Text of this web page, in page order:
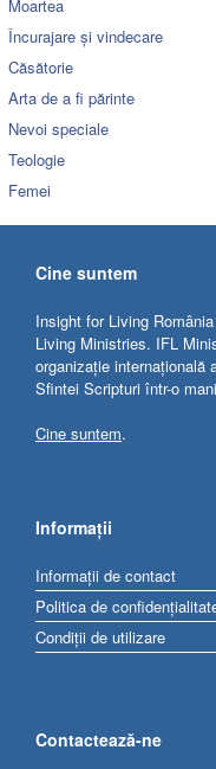
Moartea
Încurajare și vindecare
Căsătorie
Arta de a fi părinte
Nevoi speciale
Teologie
Femei
Cine suntem
Insight for Living
Living Ministries. IFL
organizație internațională
Sfintei Scripturi într-o
Cine suntem.
Informații
Informații de contact
Politica de
Condiții de utilizare
Contactează-ne